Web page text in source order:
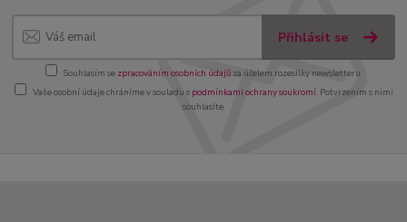
Přihlásit se
Souhlasím se zpracováním osobních údajůza účelem rozesílky newsletteru.
Vaše osobní údaje chráníme v souladu s podmínkami ochrany soukromí. Potvrzením s nimi
souhlasíte.